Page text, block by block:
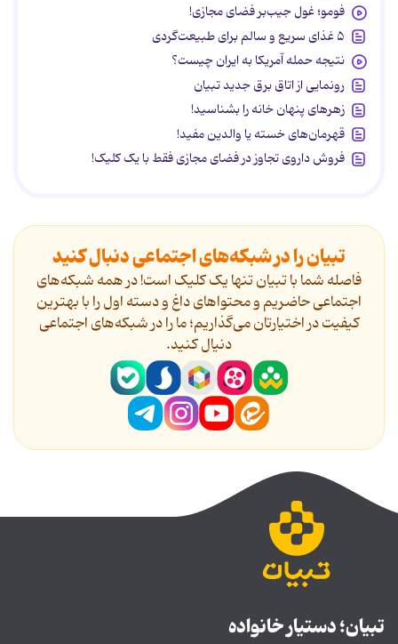
فومو؛ غول جیب‌بر فضای مجازی!
۵ غذای سریع و سالم برای طبیعت‌گردی
نتیجه حمله آمریکا به ایران چیست؟
رونمایی از اتاق برق جدید تبیان
زهرهای پنهان خانه را بشناسید!
قهرمان‌های خسته یا والدین مفید!
فروش داروی تجاوز در فضای مجازی فقط با یک کلیک!
تبیان را در شبکه‌های اجتماعی دنبال کنید
فاصله شما با تبیان تنها یک کلیک است! در همه شبکه‌های
اجتماعی حاضریم و محتواهای داغ و دسته اول را با بهترین
کیفیت در اختیارتان می‌گذاریم؛ ما را در شبکه‌های اجتماعی
دنیال کنید.
تبیان؛ دستیار خانواده